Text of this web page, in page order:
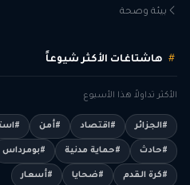
بيئة وصحة
هاشتاغات الأكثر شيوعاً
الأكثر تداولاً هذا الأسبوع
#الجزائر #اقتصاد #أمن
#حادث #حماية مدنية #بومرداس
#كرة القدم #ضحايا #أسعار